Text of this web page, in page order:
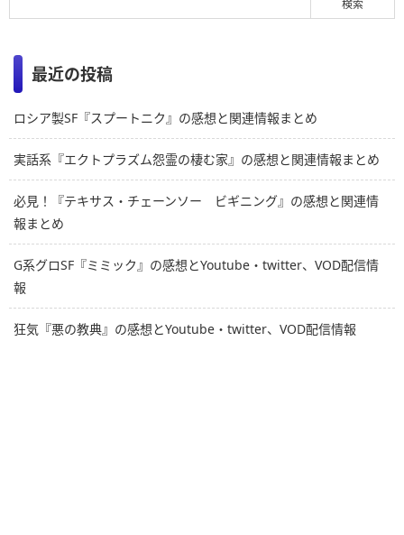
最近の投稿
ロシア製SF『スプートニク』の感想と関連情報まとめ
実話系『エクトプラズム怨霊の棲む家』の感想と関連情報まとめ
必見！『テキサス・チェーンソー ビギニング』の感想と関連情
報まとめ
G系グロSF『ミミック』の感想とYoutube・twitter、VOD配信情
報
狂気『悪の教典』の感想とYoutube・twitter、VOD配信情報